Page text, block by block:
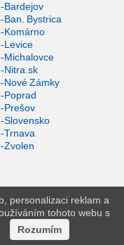
Bardejov
Ban. Bystrica
Komárno
Levice
Michalovce
Nitra.sk
Nové Zámky
Poprad
Prešov
Slovensko
Trnava
Zvolen
personalizaci reklam a
tohoto webu s
Rozumím